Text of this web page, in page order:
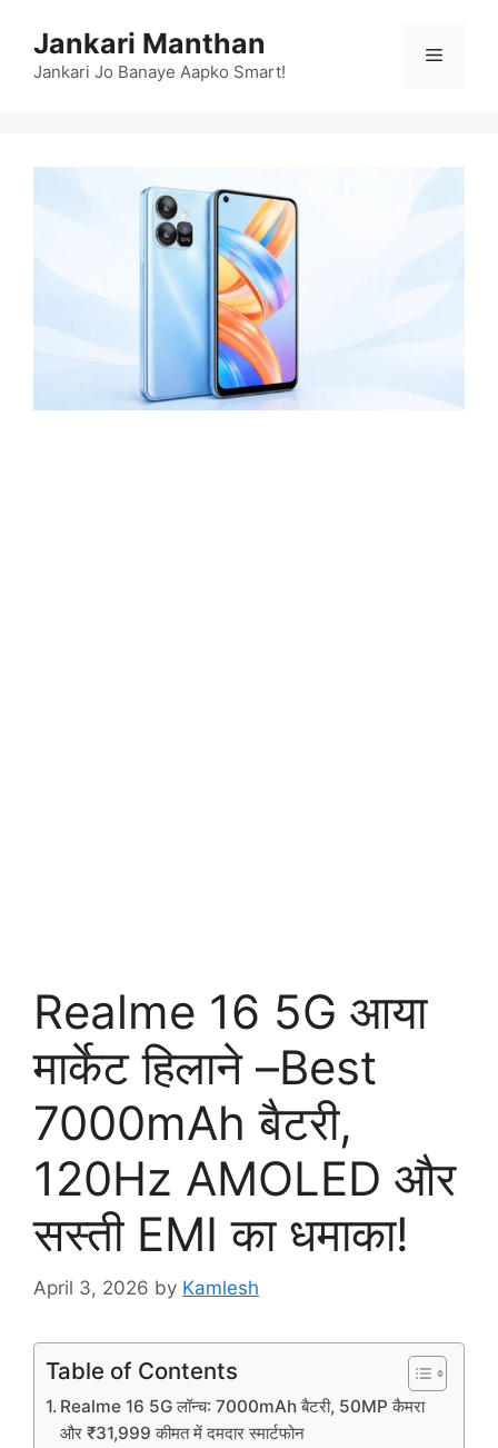
content
Jankari Manthan
Jankari Jo Banaye Aapko Smart!
Menu
Realme 16 5G आया
मार्केट हिलाने –Best
7000mAh बैटरी,
120Hz AMOLED और
सस्ती EMI का धमाका!
April 3, 2026 by Kamlesh
Table of Contents
Realme 16 5G लॉन्च: 7000mAh बैटरी, 50MP कैमरा
और ₹31,999 कीमत में दमदार स्मार्टफोन